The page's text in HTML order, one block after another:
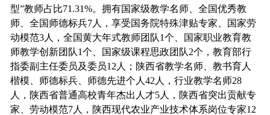
型”教师占比71.31%。拥有国家级教学名师、全国优秀教
师、全国师德标兵7人，享受国务院特殊津贴专家、国家劳
动模范3人，全国黄大年式教师团队1个、国家职业教育教
师教学创新团队1个、国家级课程思政团队2个，教育部行
指委副主任委员及委员12人；陕西省教学名师、教书育人
楷模、师德标兵、师德先进个人42人，行业教学名师28
人，陕西省普通高校青年杰出人才5人，陕西省突出贡献专
家、劳动模范7人，陕西现代农业产业技术体系岗位专家12